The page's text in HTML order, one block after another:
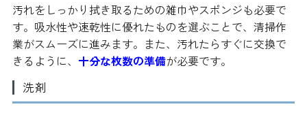
汚れをしっかり拭き取るための雑巾やスポンジも必要で
す。吸水性や速乾性に優れたものを選ぶことで、清掃作
業がスムーズに進みます。また、汚れたらすぐに交換で
きるように、 十分な枚数の準備が必要です。
洗剤